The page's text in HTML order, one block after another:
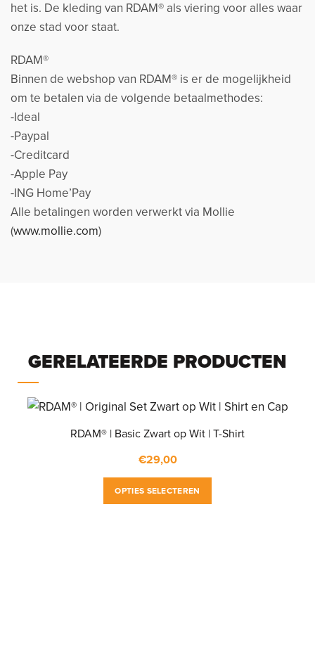
het is. De kleding van RDAM® als viering voor alles waar
onze stad voor staat.
RDAM®
Binnen de webshop van RDAM® is er de mogelijkheid
om te betalen via de volgende betaalmethodes:
-Ideal
-Paypal
-Creditcard
-Apple Pay
-ING Home’Pay
Alle betalingen worden verwerkt via Mollie
(www.mollie.com)
GERELATEERDE PRODUCTEN
RDAM® | Basic Zwart op Wit | T-Shirt
€29,00
OPTIES SELECTEREN
product